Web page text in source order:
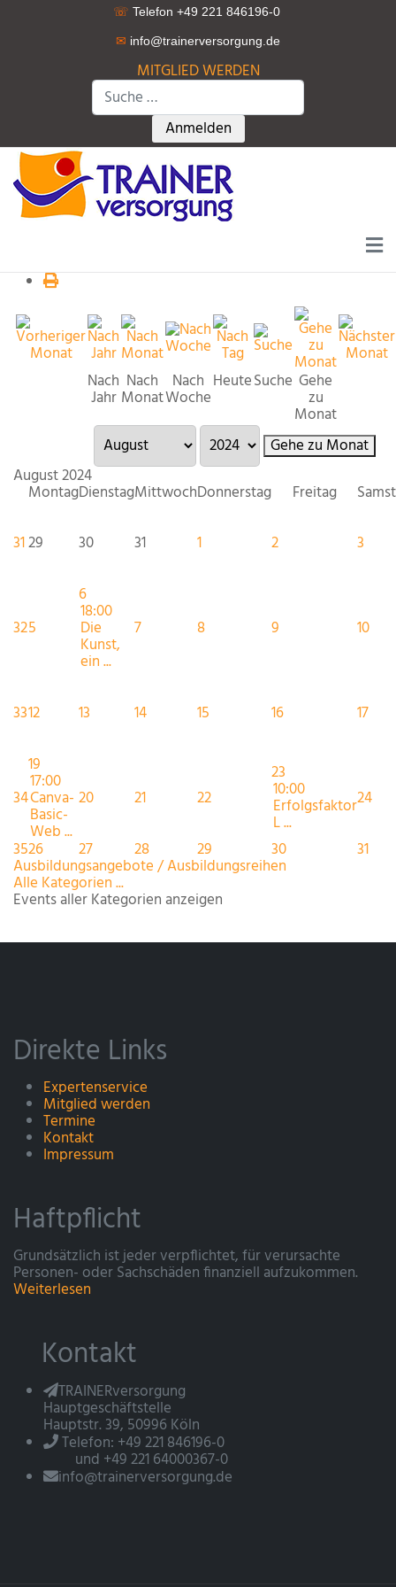
☏ Telefon +49 221 846196-0
✉ info@trainerversorgung.de
MITGLIED WERDEN
Suchen
Type 2 or more characters for
Anmelden
Nach
Jahr
Nach
Monat
Nach
Woche
HeuteSuche Gehe
zu
Monat
Gehe zu Monat
August 2024
MontagDienstagMittwochDonnerstag Freitag
3129 30 31 1 2 3
325
6
18:00
Die
Kunst,
ein ...
7 8 9 10
3312 13 14 15 16 17
34
19
17:00
Canva-
Basic-
Web ...
20 21 22
23
10:00
Erfolgsfaktor
L ...
24
3526 27 28 29 30 31
Ausbildungsangebote / Ausbildungsreihen
Alle Kategorien ...
Events aller Kategorien anzeigen
Direkte Links
Expertenservice
Mitglied werden
Termine
Kontakt
Impressum
Haftpflicht
Grundsätzlich ist jeder verpflichtet, für verursachte
Personen- oder Sachschäden finanziell aufzukommen.
Weiterlesen
Kontakt
TRAINERversorgung
Hauptgeschäftstelle
Hauptstr. 39, 50996 Köln
Telefon: +49 221 846196-0
und +49 221 64000367-0
info@trainerversorgung.de